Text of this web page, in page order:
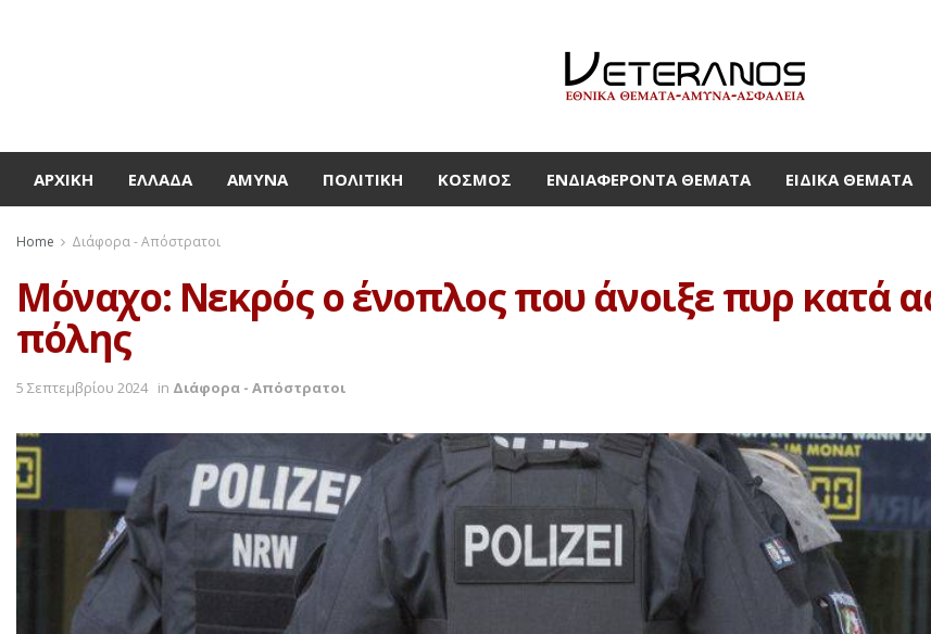
ΑΡΧΙΚΉ ΕΛΛΆΔΑ ΆΜΥΝΑ ΠΟΛΙΤΙΚΉ ΚΌΣΜΟΣ ΕΝΔΙΑΦΈΡΟΝΤΑ ΘΈΜΑΤΑ ΕΙΔΙΚΆ ΘΈΜΑΤΑ
Home Διάφορα - Απόστρατοι
Μόναχο: Νεκρός ο ένοπλος που άνοιξε πυρ κατά
πόλης
5 Σεπτεμβρίου 2024 in Διάφορα - Απόστρατοι